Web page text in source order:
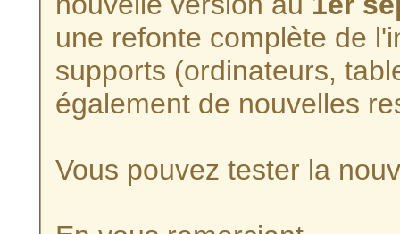
une refonte complète de
supports (ordinateurs,
également de nouvelles
Vous pouvez tester la